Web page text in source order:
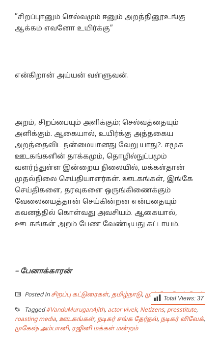
”சிறப்புஈனும் செல்வமும் ஈனும் அறத்தினூஉங்கு
ஆக்கம் எவனோ உயிர்க்கு”
என்கிறான் அய்யன் வள்ளுவன்.
அறம், சிறப்பையும் அளிக்கும்; செல்வத்தையும்
அளிக்கும். ஆகையால், உயிர்க்கு அத்தகைய
அறத்தைவிட நன்மையானது வேறு யாது?. சமூக
ஊடகங்களின் தாக்கமும், தொழில்நுட்பமும்
வளர்ந்துள்ள இன்றைய நிலையில், மக்கள்தான்
முதல்நிலை செய்தியாளர்கள். ஊடகங்கள், இங்கே
செய்திகளை, தரவுகளை ஒருங்கிணைக்கும்
வேலையைத்தான் செய்கின்றன என்பதையும்
கவனத்தில் கொள்வது அவசியம். ஆகையால்,
ஊடகங்கள் அறம் பேண வேண்டியது கட்டாயம்.
– பேனாக்காரன்
Total Views: 37
Posted in சிறப்பு கட்டுரைகள், தமிழ்நாடு, முக்கிய செய்திகள்
Tagged#VanduMuruganAjith, actor vivek, Netizens, presstitute,
roasting media, ஊடகங்கள், நடிகர் சங்க தேர்தல், நடிகர் விவேக்,
முகேஷ் அம்பானி, ரஜினி மக்கள் மன்றம்